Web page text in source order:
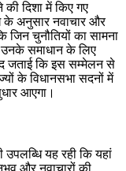
की दिशा में किए गए
के अनुसार नवाचार और
जिन चुनौतियों का सामना
समाधान के लिए
जताई कि इस सम्मेलन से
के विधानसभा सदनों में
आएगा।
यह रही कि यहां
और नवाचारों की